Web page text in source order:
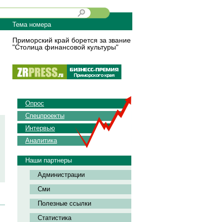
Тема номера
Приморский край борется за звание
"Столица финансовой культуры"
Опрос
Спецпроекты
Интервью
Аналитика
Наши партнеры
Администрации
Сми
Полезные ссылки
Статистика